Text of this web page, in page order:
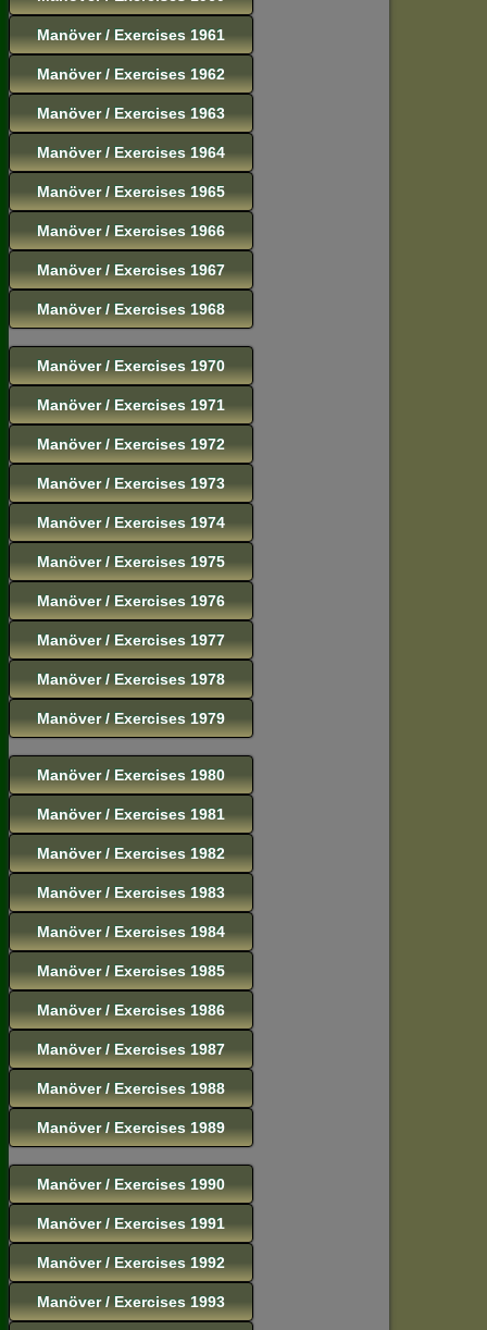
Manöver / Exercises 1961
Manöver / Exercises 1962
Manöver / Exercises 1963
Manöver / Exercises 1964
Manöver / Exercises 1965
Manöver / Exercises 1966
Manöver / Exercises 1967
Manöver / Exercises 1968
Manöver / Exercises 1970
Manöver / Exercises 1971
Manöver / Exercises 1972
Manöver / Exercises 1973
Manöver / Exercises 1974
Manöver / Exercises 1975
Manöver / Exercises 1976
Manöver / Exercises 1977
Manöver / Exercises 1978
Manöver / Exercises 1979
Manöver / Exercises 1980
Manöver / Exercises 1981
Manöver / Exercises 1982
Manöver / Exercises 1983
Manöver / Exercises 1984
Manöver / Exercises 1985
Manöver / Exercises 1986
Manöver / Exercises 1987
Manöver / Exercises 1988
Manöver / Exercises 1989
Manöver / Exercises 1990
Manöver / Exercises 1991
Manöver / Exercises 1992
Manöver / Exercises 1993